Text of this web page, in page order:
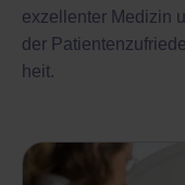
exzellenter Medizin
der
heit.